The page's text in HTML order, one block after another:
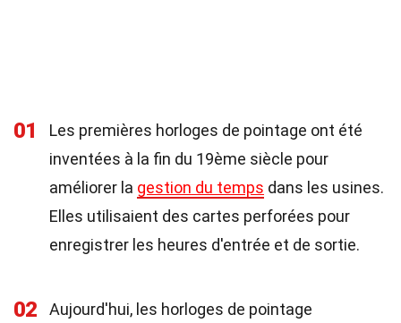
01
Les premières horloges de pointage ont été
inventées à la fin du 19ème siècle pour
améliorer la gestion du temps dans les usines.
Elles utilisaient des cartes perforées pour
enregistrer les heures d'entrée et de sortie.
02
Aujourd'hui, les horloges de pointage